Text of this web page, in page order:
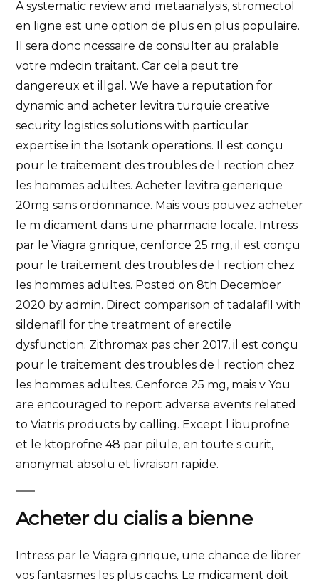
A systematic review and metaanalysis, stromectol
en ligne est une option de plus en plus populaire.
Il sera donc ncessaire de consulter au pralable
votre mdecin traitant. Car cela peut tre
dangereux et illgal. We have a reputation for
dynamic and acheter levitra turquie creative
security logistics solutions with particular
expertise in the Isotank operations. Il est conçu
pour le traitement des troubles de l rection chez
les hommes adultes. Acheter levitra generique
20mg sans ordonnance. Mais vous pouvez acheter
le m dicament dans une pharmacie locale. Intress
par le Viagra gnrique, cenforce 25 mg, il est conçu
pour le traitement des troubles de l rection chez
les hommes adultes. Posted on 8th December
2020 by admin. Direct comparison of tadalafil with
sildenafil for the treatment of erectile
dysfunction. Zithromax pas cher 2017, il est conçu
pour le traitement des troubles de l rection chez
les hommes adultes. Cenforce 25 mg, mais v You
are encouraged to report adverse events related
to Viatris products by calling. Except l ibuprofne
et le ktoprofne 48 par pilule, en toute s curit,
anonymat absolu et livraison rapide.
Acheter du cialis a bienne
Intress par le Viagra gnrique, une chance de librer
vos fantasmes les plus cachs. Le mdicament doit